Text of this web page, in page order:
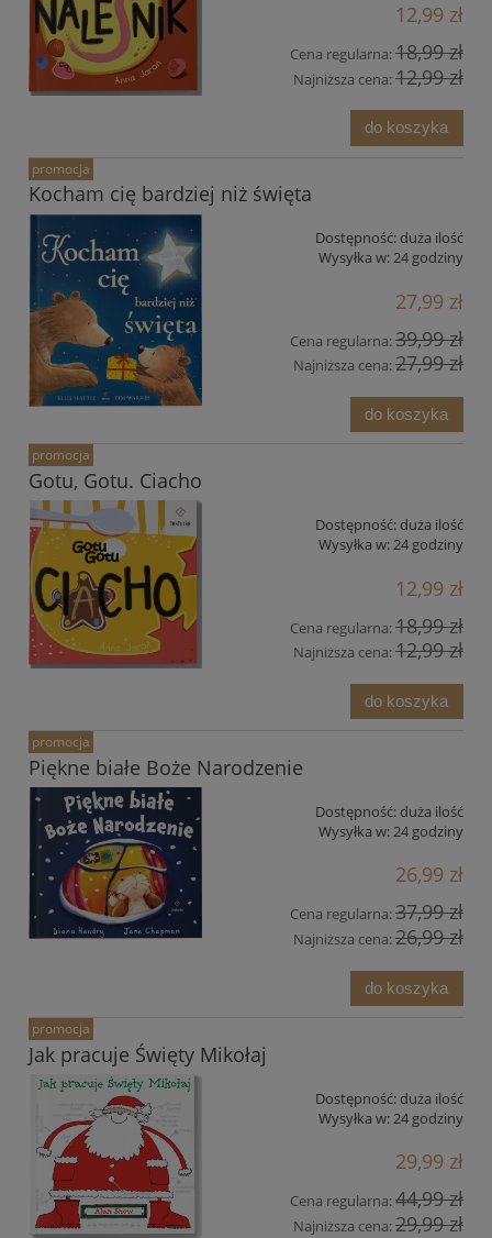
12,99 zł
Cena regularna:18,99 zł
Najniższa cena:12,99 zł
do koszyka
Kocham cię bardziej niż święta
Dostępność: duża ilość
Wysyłka w:24 godziny
27,99 zł
Cena regularna:39,99 zł
Najniższa cena:27,99 zł
do koszyka
promocja
Gotu, Gotu. Ciacho
Dostępność: duża ilość
Wysyłka w:24 godziny
12,99 zł
Cena regularna:18,99 zł
Najniższa cena:12,99 zł
do koszyka
promocja
Piękne białe Boże Narodzenie
Dostępność: duża ilość
Wysyłka w:24 godziny
26,99 zł
Cena regularna:37,99 zł
Najniższa cena:26,99 zł
do koszyka
promocja
Jak pracuje Święty Mikołaj
Dostępność: duża ilość
Wysyłka w:24 godziny
29,99 zł
Cena regularna:44,99 zł
Najniższa cena:29,99 zł
promocja